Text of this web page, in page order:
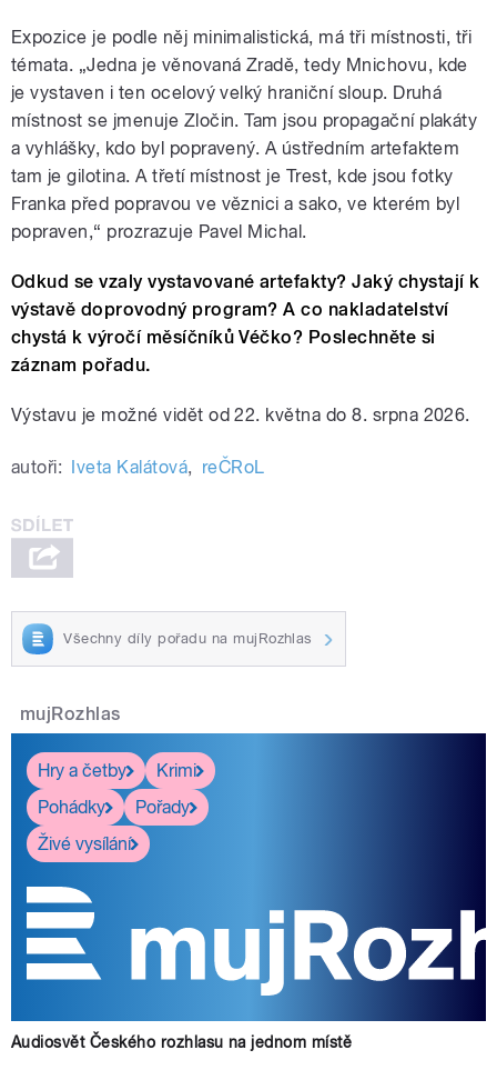
Expozice je podle něj minimalistická, má tři místnosti, tři
témata. „Jedna je věnovaná Zradě, tedy Mnichovu, kde
je vystaven i ten ocelový velký hraniční sloup. Druhá
místnost se jmenuje Zločin. Tam jsou propagační plakáty
a vyhlášky, kdo byl popravený. A ústředním artefaktem
tam je gilotina. A třetí místnost je Trest, kde jsou fotky
Franka před popravou ve věznici a sako, ve kterém byl
popraven,“ prozrazuje Pavel Michal.
Odkud se vzaly vystavované artefakty? Jaký chystají k
výstavě doprovodný program? A co nakladatelství
chystá k výročí měsíčníků Véčko? Poslechněte si
záznam pořadu.
Výstavu je možné vidět od 22. května do 8. srpna 2026.
autoři: Iveta Kalátová, reČRoL
Všechny díly pořadu na mujRozhlas
mujRozhlas
Hry a četby
Krimi
Pohádky
Pořady
Živé vysílání
Audiosvět Českého rozhlasu na jednom místě